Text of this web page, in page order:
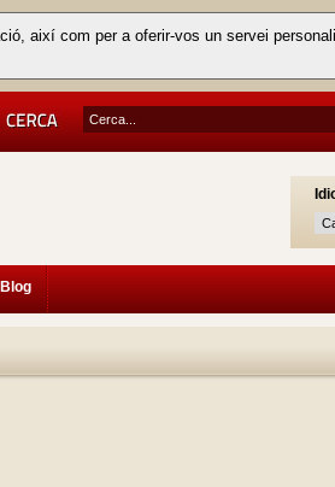
així com per a oferir-vos un servei
Blog